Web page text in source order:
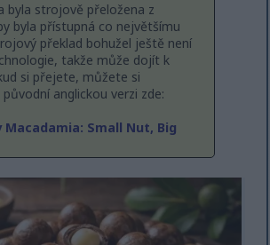
byla strojově přeložena z
byla přístupná co největšímu
překlad bohužel ještě není
takže může dojít k
si přejete, můžete si
anglickou verzi zde:
Small Nut, Big